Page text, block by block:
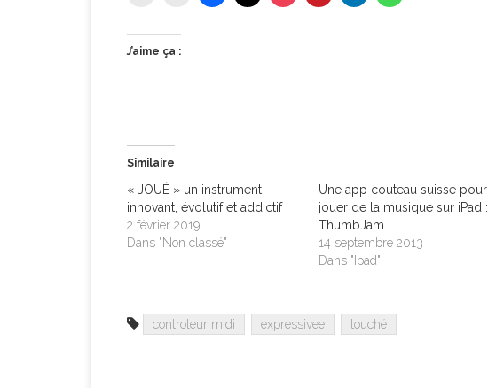
J’aime ça :
Similaire
« JOUÉ » un instrument
innovant, évolutif et addictif !
2 février 2019
Dans "Non classé"
Une app couteau suisse pour
jouer de la musique sur iPad :
ThumbJam
14 septembre 2013
Dans "Ipad"
controleur midi expressivee touché